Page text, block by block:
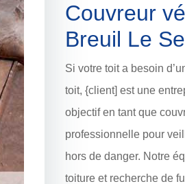
Couvreur
Breuil Le
Si votre toit a besoin
toit, {client] est une
objectif en tant que
professionnelle pour
hors de danger. Notre
toiture et recherche de